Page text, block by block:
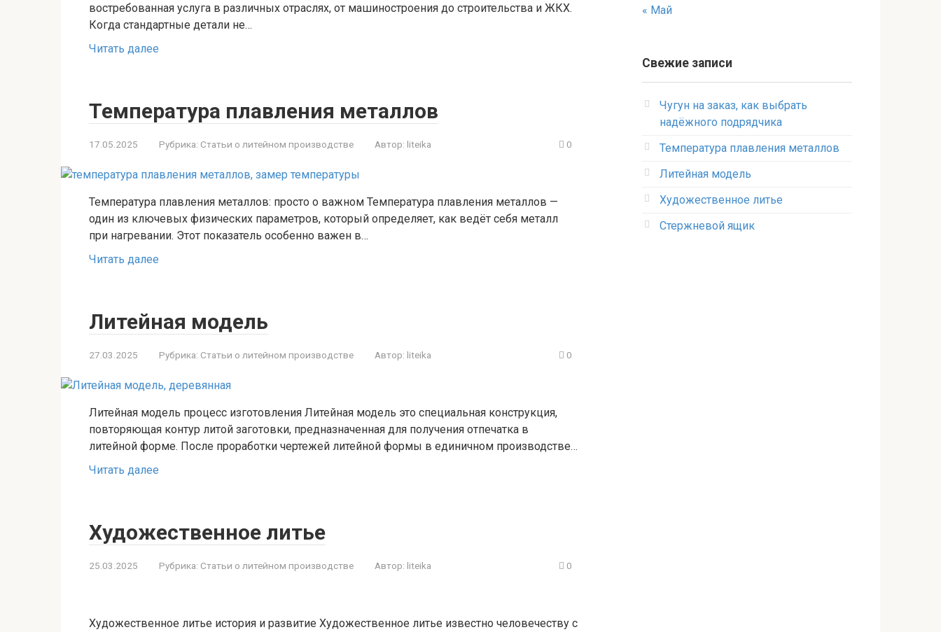
востребованная услуга в различных отраслях, от машиностроения до строительства и ЖКХ.
Когда стандартные детали не…
Читать далее
Температура плавления металлов
17.05.2025 Рубрика: Статьи о литейном производстве Автор: liteika 0
Температура плавления металлов: просто о важном Температура плавления металлов —
один из ключевых физических параметров, который определяет, как ведёт себя металл
при нагревании. Этот показатель особенно важен в…
Читать далее
Литейная модель
27.03.2025 Рубрика: Статьи о литейном производстве Автор: liteika 0
Литейная модель процесс изготовления Литейная модель это специальная конструкция,
повторяющая контур литой заготовки, предназначенная для получения отпечатка в
литейной форме. После проработки чертежей литейной формы в единичном производстве…
Читать далее
Художественное литье
25.03.2025 Рубрика: Статьи о литейном производстве Автор: liteika 0
Художественное литье история и развитие Художественное литье известно человечеству с
« Май
Свежие записи
Чугун на заказ, как выбрать
надёжного подрядчика
Температура плавления металлов
Литейная модель
Художественное литье
Стержневой ящик